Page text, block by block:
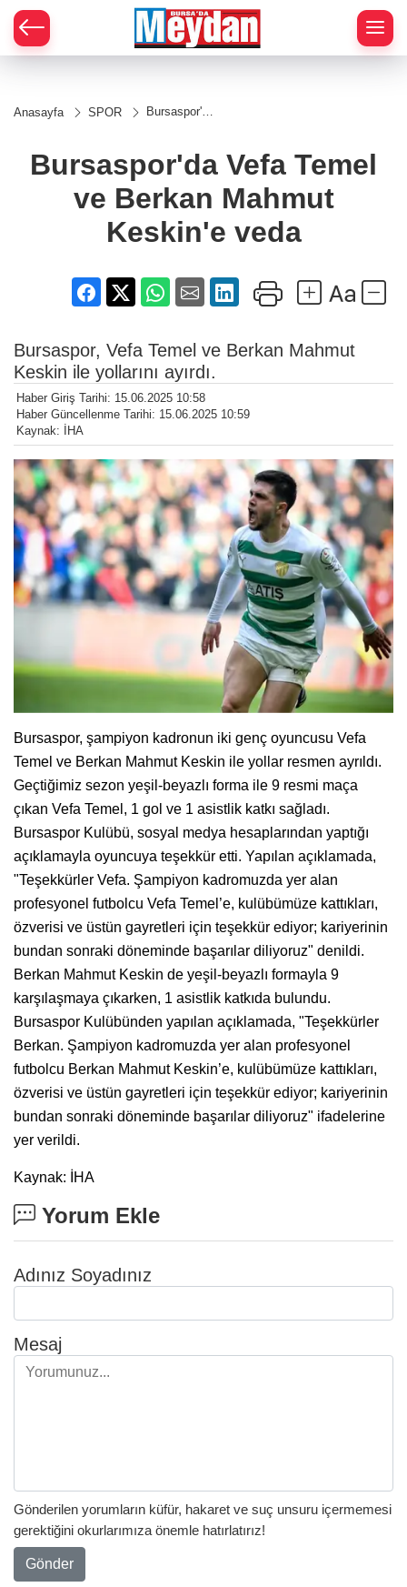
Anasayfa SPOR
Bursaspor'da
Mahmut
Keskin'e
Bursaspor'da Vefa Temel
ve Berkan Mahmut
Keskin'e veda
Bursaspor, Vefa Temel ve Berkan Mahmut
Keskin ile yollarını ayırdı.
Haber Giriş Tarihi: 15.06.2025 10:58
Haber Güncellenme Tarihi: 15.06.2025 10:59
Kaynak: İHA
Bursaspor, şampiyon kadronun iki genç oyuncusu Vefa
Temel ve Berkan Mahmut Keskin ile yollar resmen ayrıldı.
Geçtiğimiz sezon yeşil-beyazlı forma ile 9 resmi maça
çıkan Vefa Temel, 1 gol ve 1 asistlik katkı sağladı.
Bursaspor Kulübü, sosyal medya hesaplarından yaptığı
açıklamayla oyuncuya teşekkür etti. Yapılan açıklamada,
"Teşekkürler Vefa. Şampiyon kadromuzda yer alan
profesyonel futbolcu Vefa Temel’e, kulübümüze kattıkları,
özverisi ve üstün gayretleri için teşekkür ediyor; kariyerinin
bundan sonraki döneminde başarılar diliyoruz" denildi.
Berkan Mahmut Keskin de yeşil-beyazlı formayla 9
karşılaşmaya çıkarken, 1 asistlik katkıda bulundu.
Bursaspor Kulübünden yapılan açıklamada, "Teşekkürler
Berkan. Şampiyon kadromuzda yer alan profesyonel
futbolcu Berkan Mahmut Keskin’e, kulübümüze kattıkları,
özverisi ve üstün gayretleri için teşekkür ediyor; kariyerinin
bundan sonraki döneminde başarılar diliyoruz" ifadelerine
yer verildi.
Kaynak: İHA
Yorum Ekle
Adınız Soyadınız
Mesaj
Gönderilen yorumların küfür, hakaret ve suç unsuru içermemesi
gerektiğini okurlarımıza önemle hatırlatırız!
Gönder